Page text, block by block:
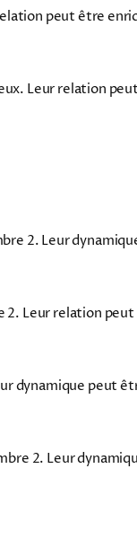
peut être
Leur relation
2. Leur
2. Leur relation
dynamique peut
2. Leur